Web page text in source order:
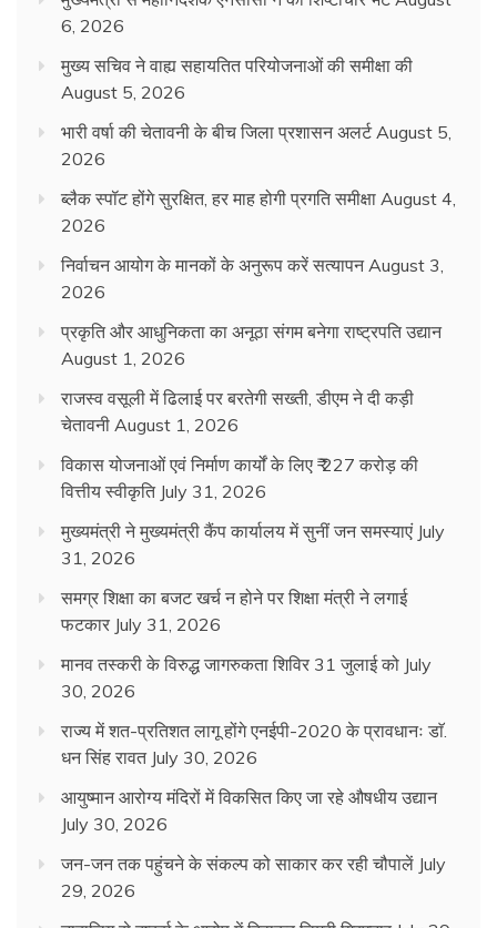
6, 2026
मुख्य सचिव ने वाह्य सहायतित परियोजनाओं की समीक्षा की
August 5, 2026
भारी वर्षा की चेतावनी के बीच जिला प्रशासन अलर्ट August 5,
2026
ब्लैक स्पॉट होंगे सुरक्षित, हर माह होगी प्रगति समीक्षा August 4,
2026
निर्वाचन आयोग के मानकों के अनुरूप करें सत्यापन August 3,
2026
प्रकृति और आधुनिकता का अनूठा संगम बनेगा राष्ट्रपति उद्यान
August 1, 2026
राजस्व वसूली में ढिलाई पर बरतेगी सख्ती, डीएम ने दी कड़ी
चेतावनी August 1, 2026
विकास योजनाओं एवं निर्माण कार्यों के लिए ₹ 227 करोड़ की
वित्तीय स्वीकृति July 31, 2026
मुख्यमंत्री ने मुख्यमंत्री कैंप कार्यालय में सुनीं जन समस्याएं July
31, 2026
समग्र शिक्षा का बजट खर्च न होने पर शिक्षा मंत्री ने लगाई
फटकार July 31, 2026
मानव तस्करी के विरुद्ध जागरुकता शिविर 31 जुलाई को July
30, 2026
राज्य में शत-प्रतिशत लागू होंगे एनईपी-2020 के प्रावधानः डाॅ.
धन सिंह रावत July 30, 2026
आयुष्मान आरोग्य मंदिरों में विकसित किए जा रहे औषधीय उद्यान
July 30, 2026
जन-जन तक पहुंचने के संकल्प को साकार कर रही चौपालें July
29, 2026